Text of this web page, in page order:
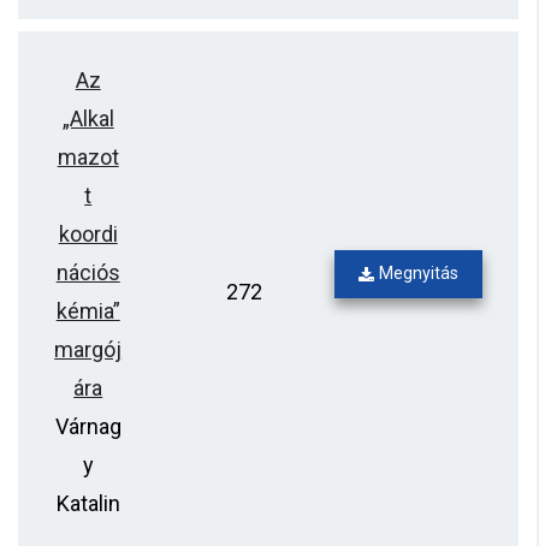
Az
„Alkal
mazot
t
koordi
nációs
kémia”
margój
ára
Várnag
y
Katalin
272
Megnyitás